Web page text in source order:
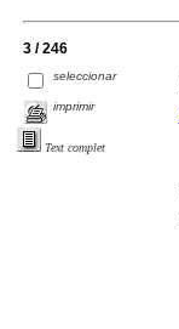
3 / 246
seleccionar
imprimir
Text complet